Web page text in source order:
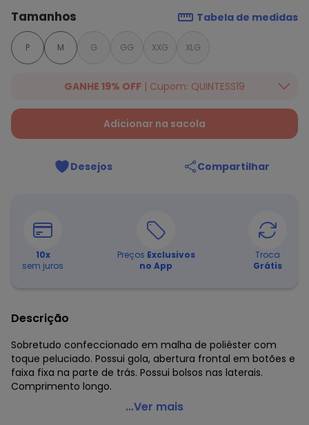
Tamanhos Tabela de medidas
P M G GG XXG XLG
GANHE 19% OFF | Cupom: QUINTESS19
Ganhe 19% OFF Extra em qualquer valor, usando o cupom:
QUINTESS19. Válido para toda loja Quintess, até 07/08/2026.
Adicionar na sacola
Desejos Compartilhar
10x
sem juros
Preços Exclusivos
no App
Troca
Grátis
Descrição
Sobretudo confeccionado em malha de poliéster com
toque peluciado. Possui gola, abertura frontal em botões e
faixa fixa na parte de trás. Possui bolsos nas laterais.
Comprimento longo.
Quintess - Sobretudo Longo Pink com Bolsos
...Ver mais